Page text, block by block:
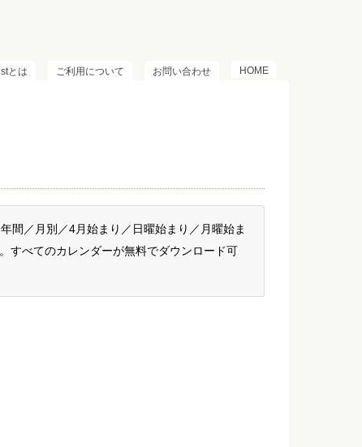
HOME
お問い合わせ
ご利用について
とは
間／月別／4月始まり／日曜始まり／月曜始ま
すべてのカレンダーが無料でダウンロード可